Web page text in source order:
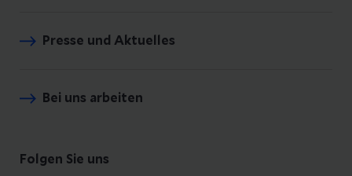
Presse und Aktuelles
Bei uns arbeiten
Folgen Sie uns